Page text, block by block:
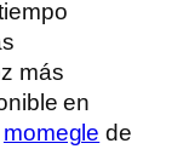
más
en
momegle de